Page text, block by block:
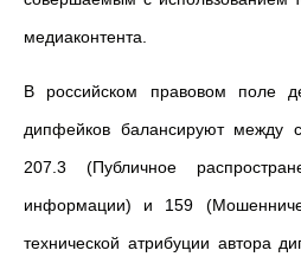
медиаконтента.
В российском правовом поле
дипфейков балансируют между
207.3 (Публичное
информации) и 159
технической атрибуции автора